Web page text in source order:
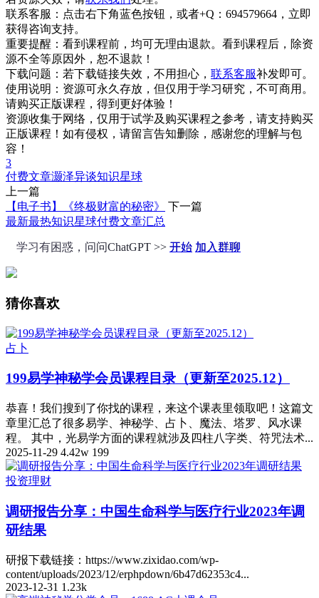
联系客服： 点击右下角蓝色按钮，或者+Q：694579664，立即
获得咨询支持。
重要提醒： 看到课程前，均可无理由退款。看到课程后，除资
源不全等原因外，恕不退款！
下载问题： 若下载链接失效，不用担心， 联系客服补发即可。
使用说明： 资源可永久存放，但仅用于学习研究，不可商用。
请购买正版课程，得到更好体验！
资源收集于网络，仅用于试学及购买课程之参考，请支持购买
正版课程！如有侵权，请留言告知删除，感谢您的理解与包
容！
3
付费文章灏泽异谈知识星球
上一篇
【电子书】《终极财富的秘密》
下一篇
最新最热知识星球付费文章汇总
学习有困惑，问问ChatGPT >> 开始 加入群聊
猜你喜欢
占卜
199易学神秘学会员课程目录（更新至2025.12）
恭喜！我们搜到了你找的课程，来这个课表里领取吧！这篇文
章里汇总了很多易学、神秘学、占卜、魔法、塔罗、风水课
程。 其中，光易学方面的课程就涉及四柱八字类、符咒法术...
2025-11-29 4.42w 199
投资理财
调研报告分享：中国生命科学与医疗行业2023年调
研结果
研报下载链接：https://www.zixidao.com/wp-
content/uploads/2023/12/erphpdown/6b47d62353c4...
2023-12-31 1.23k